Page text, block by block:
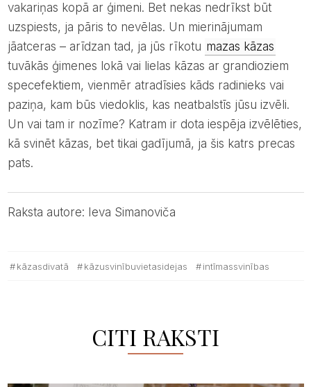
vakariņas kopā ar ģimeni. Bet nekas nedrīkst būt
uzspiests, ja pāris to nevēlas. Un mierinājumam
jāatceras – arīdzan tad, ja jūs rīkotu mazas kāzas
tuvākās ģimenes lokā vai lielas kāzas ar grandioziem
specefektiem, vienmēr atradīsies kāds radinieks vai
paziņa, kam būs viedoklis, kas neatbalstīs jūsu izvēli.
Un vai tam ir nozīme? Katram ir dota iespēja izvēlēties,
kā svinēt kāzas, bet tikai gadījumā, ja šis katrs precas
pats.
Raksta autore: Ieva Simanoviča
kāzasdivatā kāzusvinībuvietasidejas intīmassvinības
CITI RAKSTI